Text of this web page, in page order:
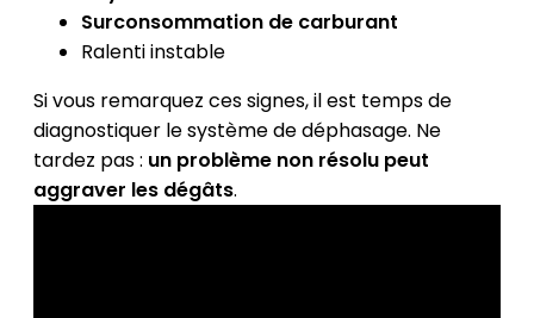
Surconsommation de carburant
Ralenti instable
Si vous remarquez ces signes, il est temps de
diagnostiquer le système de déphasage. Ne
tardez pas : un problème non résolu peut
aggraver les dégâts.